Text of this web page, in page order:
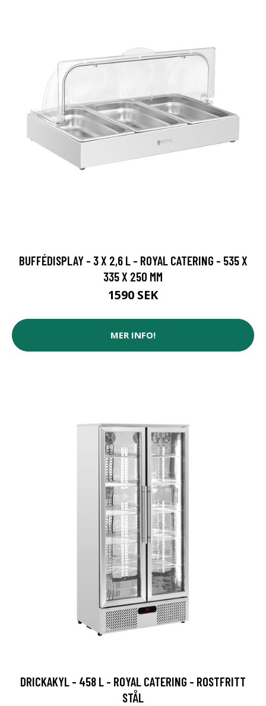
BUFFÉDISPLAY - 3 X 2,6 L - ROYAL CATERING - 535 X
335 X 250 MM
1590 SEK
MER INFO!
DRICKAKYL - 458 L - ROYAL CATERING - ROSTFRITT
STÅL